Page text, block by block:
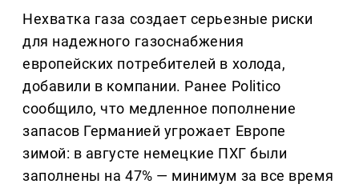
Нехватка газа создает серьезные риски
для надежного газоснабжения
европейских потребителей в холода,
добавили в компании. Ранее Politico
сообщило, что медленное пополнение
запасов Германией угрожает Европе
зимой: в августе немецкие ПХГ были
заполнены на 47% — минимум за все время